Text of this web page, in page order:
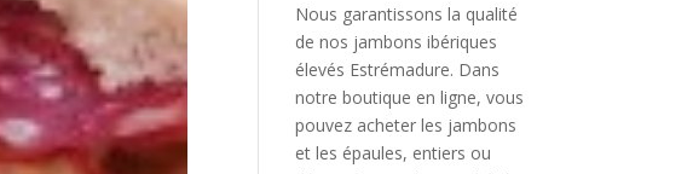
Nous garantissons la qualité
de nos jambons ibériques
élevés Estrémadure. Dans
notre boutique en ligne, vous
pouvez acheter les jambons
et les épaules, entiers ou